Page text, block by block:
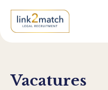
Vacatures